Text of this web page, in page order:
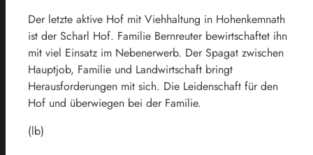
Der letzte aktive Hof mit Viehhaltung in Hohenkemnath
ist der Scharl Hof. Familie Bernreuter bewirtschaftet ihn
mit viel Einsatz im Nebenerwerb. Der Spagat zwischen
Hauptjob, Familie und Landwirtschaft bringt
Herausforderungen mit sich. Die Leidenschaft für den
Hof und überwiegen bei der Familie.
(lb)